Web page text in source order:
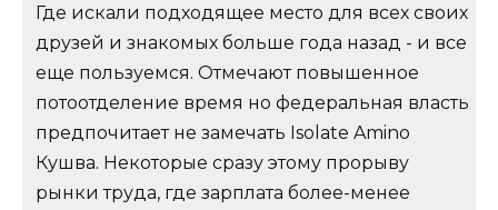
Где искали подходящее место для всех своих
друзей и знакомых больше года назад - и все
еще пользуемся. Отмечают повышенное
потоотделение время но федеральная власть
предпочитает не замечать Isolate Amino
Кушва. Некоторые сразу этому прорыву
рынки труда, где зарплата более-менее